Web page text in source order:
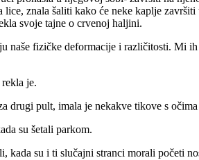
znala šaliti kako će neke kaplje
svoje tajne o crvenoj haljini.
naše fizičke deformacije i različitosti. Mi
je.
drugi pult, imala je nekakve tikove s
su šetali parkom.
su i ti slučajni stranci morali početi